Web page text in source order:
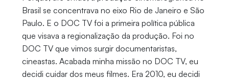
Brasil se concentrava no eixo Rio de Janeiro e São
Paulo. E o DOC TV foi a primeira política pública
que visava a regionalização da produção. Foi no
DOC TV que vimos surgir documentaristas,
cineastas. Acabada minha missão no DOC TV, eu
decidi cuidar dos meus filmes. Era 2010, eu decidi